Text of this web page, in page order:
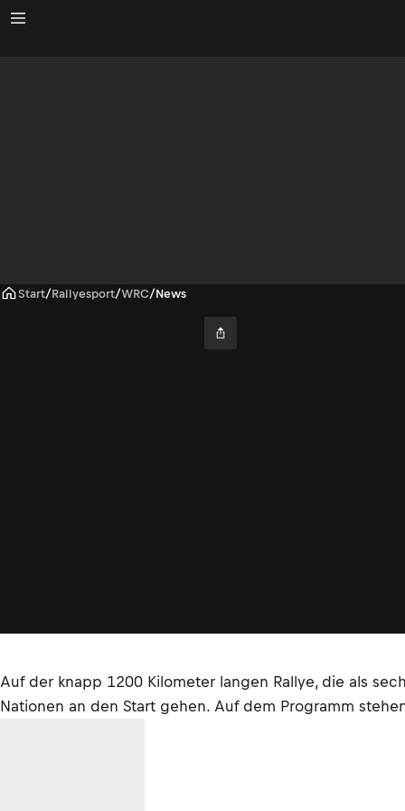
Start/Rallyesport/WRC/News
Auf der knapp 1200 Kilometer langen Rallye, die als
Nationen an den Start gehen. Auf dem Programm